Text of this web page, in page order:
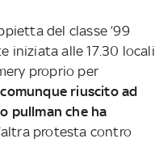
del classe ’99
iniziata alle 17.30 locali
proprio per
comunque riuscito ad
pullman che ha
protesta contro